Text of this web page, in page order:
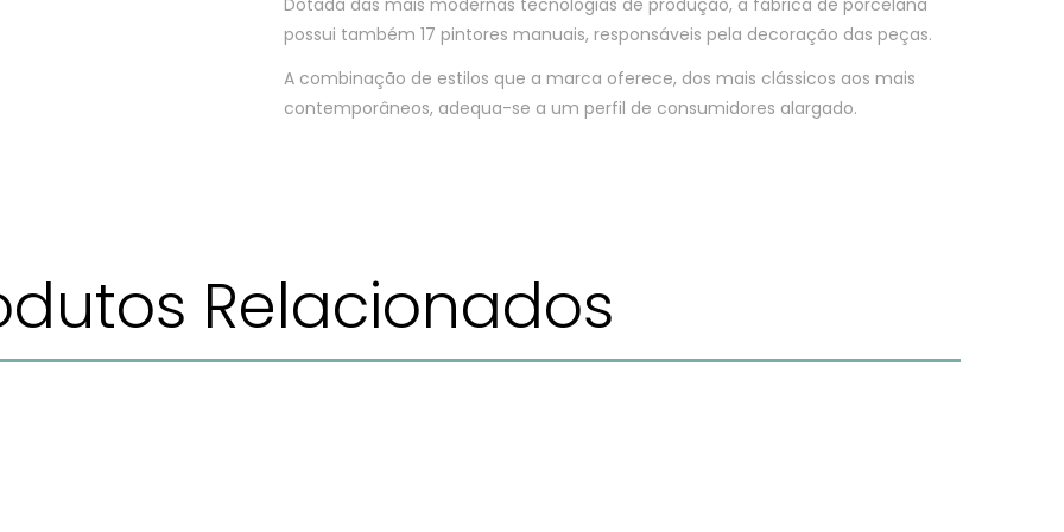
possui também 17 pintores manuais, responsáveis pela decoração das peças.
A combinação de estilos que a marca oferece, dos mais clássicos aos mais
contemporâneos, adequa-se a um perfil de consumidores alargado.
Relacionados